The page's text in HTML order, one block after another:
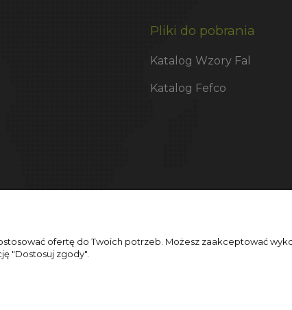
Pliki do pobrania
Katalog Wzory Fal
Katalog Fefco
ofertę do Twoich potrzeb. Możesz zaakceptować
"Dostosuj zgody".